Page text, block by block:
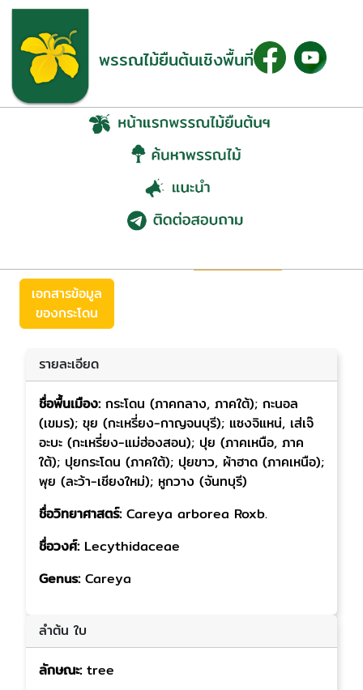
พรรณไม้ยืนต้นเชิงพื้นที่
กระโดน (Careya
เอกสารข้อมูล
ของกระโดน
รายละเอียด
ชื่อพื้นเมือง: กระโดน (ภาคกลาง, ภาคใต้); กะนอล
(เขมร); ขุย (กะเหรี่ยง-กาญจนบุรี); แซงจิแหน่, เส่เจ๊
อะบะ (กะเหรี่ยง-แม่ฮ่องสอน); ปุย (ภาคเหนือ, ภาค
ใต้); ปุยกระโดน (ภาคใต้); ปุยขาว, ผ้าฮาด (ภาคเหนือ);
พุย (ละว้า-เชียงใหม่); หูกวาง (จันทบุรี)
ชื่อวิทยาศาสตร์: Careya arborea Roxb.
ชื่อวงศ์: Lecythidaceae
Genus: Careya
ลำต้น ใบ
ลักษณะ: tree